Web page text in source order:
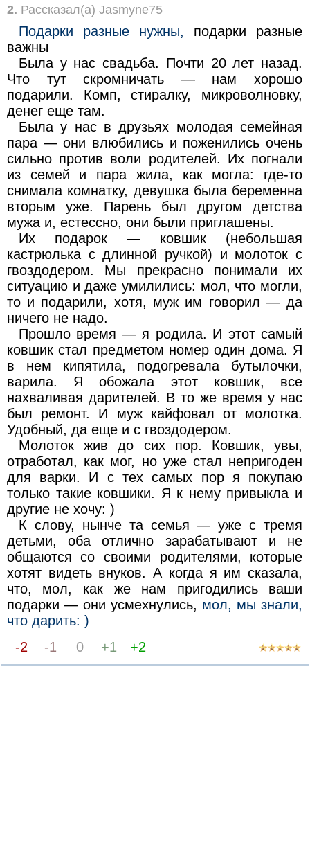
2. Рассказал(а) Jasmyne75
Подарки разные нужны, подарки разные
важны
Была у нас свадьба. Почти 20 лет назад.
Что тут скромничать — нам хорошо
подарили. Комп, стиралку, микроволновку,
денег еще там.
Была у нас в друзьях молодая семейная
пара — они влюбились и поженились очень
сильно против воли родителей. Их погнали
из семей и пара жила, как могла: где-то
снимала комнатку, девушка была беременна
вторым уже. Парень был другом детства
мужа и, естессно, они были приглашены.
Их подарок — ковшик (небольшая
кастрюлька с длинной ручкой) и молоток с
гвоздодером. Мы прекрасно понимали их
ситуацию и даже умилились: мол, что могли,
то и подарили, хотя, муж им говорил — да
ничего не надо.
Прошло время — я родила. И этот самый
ковшик стал предметом номер один дома. Я
в нем кипятила, подогревала бутылочки,
варила. Я обожала этот ковшик, все
нахваливая дарителей. В то же время у нас
был ремонт. И муж кайфовал от молотка.
Удобный, да еще и с гвоздодером.
Молоток жив до сих пор. Ковшик, увы,
отработал, как мог, но уже стал непригоден
для варки. И с тех самых пор я покупаю
только такие ковшики. Я к нему привыкла и
другие не хочу: )
К слову, нынче та семья — уже с тремя
детьми, оба отлично зарабатывают и не
общаются со своими родителями, которые
хотят видеть внуков. А когда я им сказала,
что, мол, как же нам пригодились ваши
подарки — они усмехнулись, мол, мы знали,
что дарить: )
-2
-1 0 +1 +2